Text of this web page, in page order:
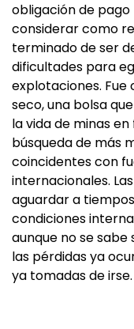
obligación de
considerar como
terminado de ser
dificultades para
explotaciones.
seco, una bolsa
la vida de minas
búsqueda de más
coincidentes con
internacionales.
aguardar a
condiciones
aunque no se
las pérdidas ya
ya tomadas de irse.